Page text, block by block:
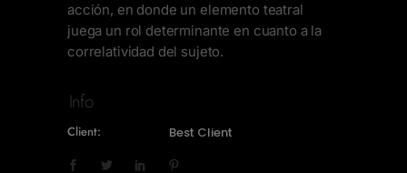
acción, en donde un elemento teatral
juega un rol determinante en cuanto a la
correlatividad del sujeto.
Info
Client: Best Client